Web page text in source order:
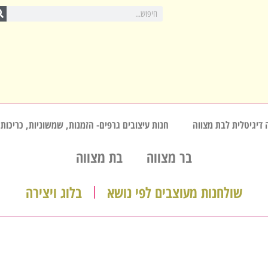
דיגיטלית לבת מצווה חנות עיצובים גרפים- הזמנות, שמשוניות,
בר מצווה
בת מצווה
שולחנות מעוצבים לפי נושא
בלוג ויצירה